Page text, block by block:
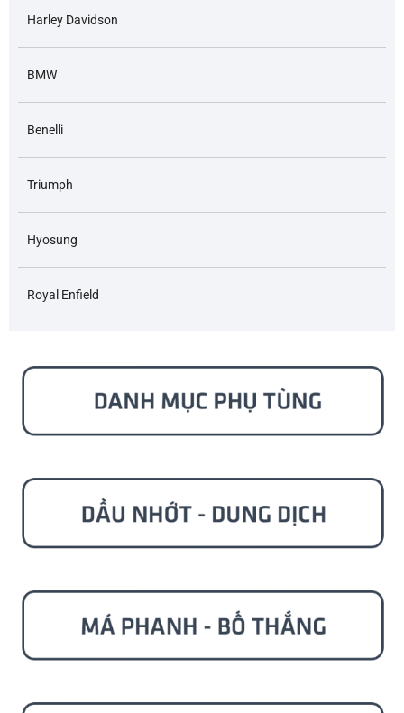
Harley Davidson
BMW
Benelli
Triumph
Hyosung
Royal Enfield